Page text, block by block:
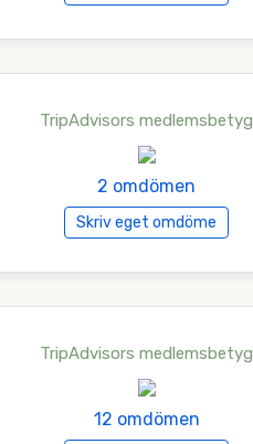
TripAdvisors medlemsbetyg
2 omdömen
Skriv eget omdöme
TripAdvisors medlemsbetyg
12 omdömen